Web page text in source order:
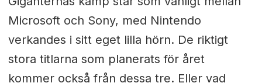
Microsoft och Sony, med Nintendo
verkandes i sitt eget lilla hörn. De riktigt
stora titlarna som planerats för året
kommer också från dessa tre. Eller vad